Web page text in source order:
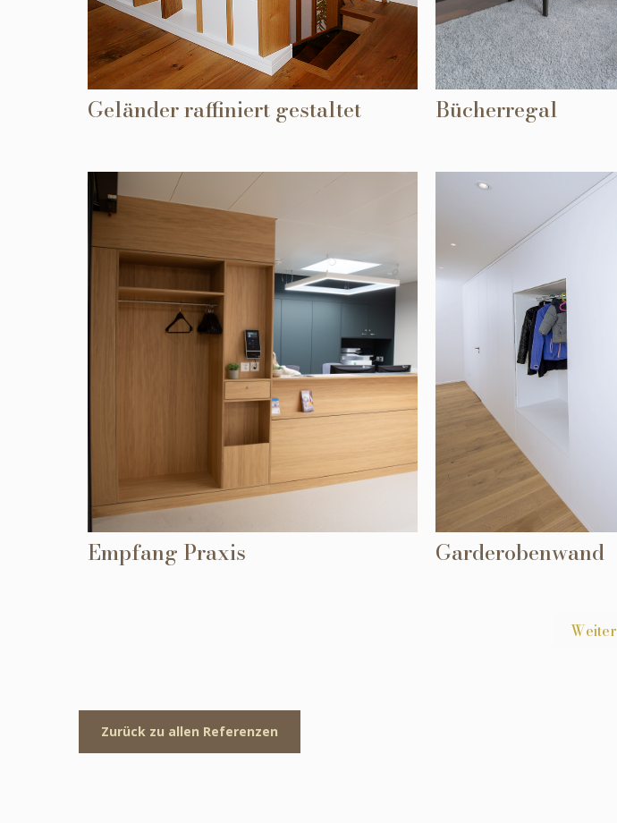
Geländer raffiniert gestaltet Bücherregal
Empfang Praxis Garderobenwand
Weiter
Zurück zu allen Referenzen